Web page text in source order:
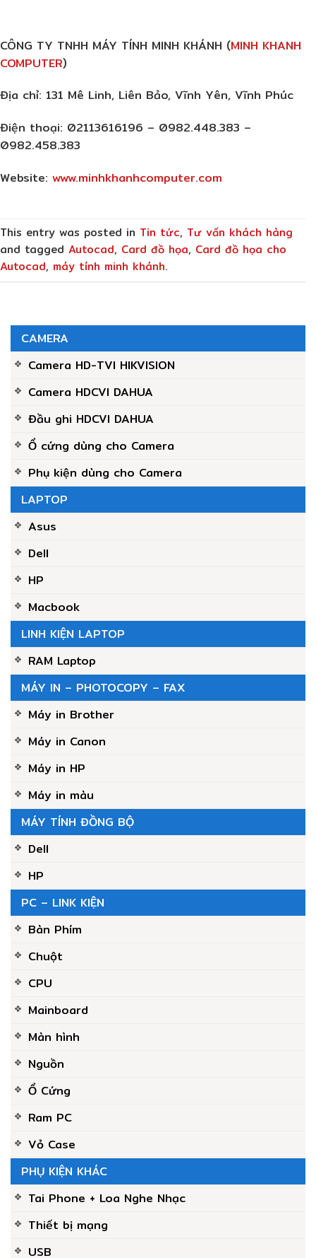
CAMERA
Camera HD-TVI HIKVISION
Camera HDCVI DAHUA
Đầu ghi HDCVI DAHUA
Ổ cứng dùng cho Camera
Phụ kiện dùng cho Camera
LAPTOP
Asus
Dell
HP
Macbook
LINH KIỆN LAPTOP
RAM Laptop
MÁY IN – PHOTOCOPY – FAX
Máy in Brother
Máy in Canon
Máy in HP
Máy in màu
MÁY TÍNH ĐỒNG BỘ
Dell
HP
PC – LINK KIỆN
Bàn Phím
Chuột
CPU
Mainboard
Màn hình
Nguồn
Ổ Cứng
Ram PC
Vỏ Case
PHỤ KIỆN KHÁC
Tai Phone + Loa Nghe Nhạc
Thiết bị mạng
USB
CÔNG TY TNHH MÁY TÍNH MINH KHÁNH (MINH KHANH
COMPUTER)
Địa chỉ: 131 Mê Linh, Liên Bảo, Vĩnh Yên, Vĩnh Phúc
Điện thoại: 02113616196 – 0982.448.383 –
0982.458.383
Website: www.minhkhanhcomputer.com
This entry was posted in Tin tức, Tư vấn khách hàng
and tagged Autocad, Card đồ họa, Card đồ họa cho
Autocad, máy tính minh khánh.